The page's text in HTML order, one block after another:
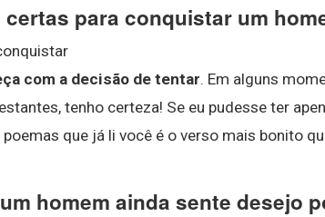
para conquistar um
com a decisão de tentar. Em alguns
tenho certeza! Se eu pudesse ter
que já li você é o verso mais bonito
homem ainda sente desejo